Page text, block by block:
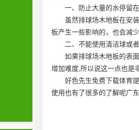
一、防止大量的水停留
虽然排球场木地板在安
板产生一些影响的，也会减
二、不能使用清洁球或
如果排球场木地板的表
增加难度,所以说这一点也是
好色先生免费下载体育
使用也有了很多的了解呢广